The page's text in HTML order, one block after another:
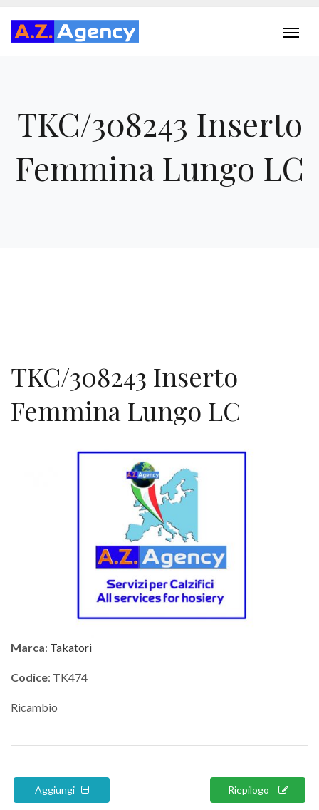
TKC/308243 Inserto
Femmina Lungo LC
TKC/308243 Inserto
Femmina Lungo LC
Marca: Takatori
Codice: TK474
Ricambio
Aggiungi Riepilogo